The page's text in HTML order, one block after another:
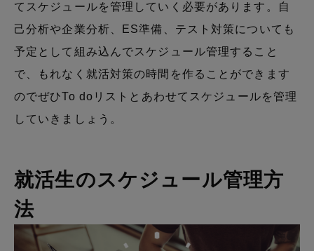
てスケジュールを管理していく必要があります。自
己分析や企業分析、ES準備、テスト対策についても
予定として組み込んでスケジュール管理すること
で、もれなく就活対策の時間を作ることができます
のでぜひTo doリストとあわせてスケジュールを管理
していきましょう。
就活生のスケジュール管理方
法